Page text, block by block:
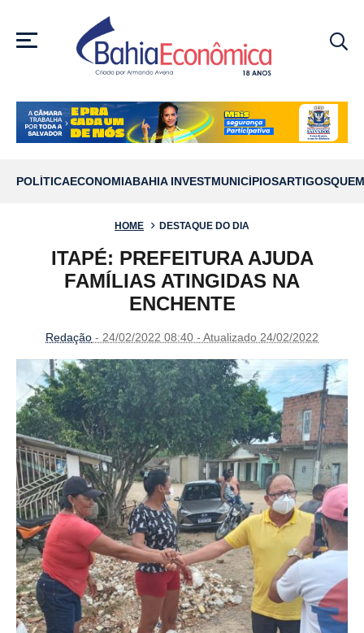
MENU
POLÍTICAECONOMIABAHIA INVESTMUNICÍPIOSARTIGOS
HOME DESTAQUE DO DIA
ITAPÉ: PREFEITURA AJUDA
FAMÍLIAS ATINGIDAS NA
ENCHENTE
Redação - 24/02/2022 08:40 - Atualizado 24/02/2022